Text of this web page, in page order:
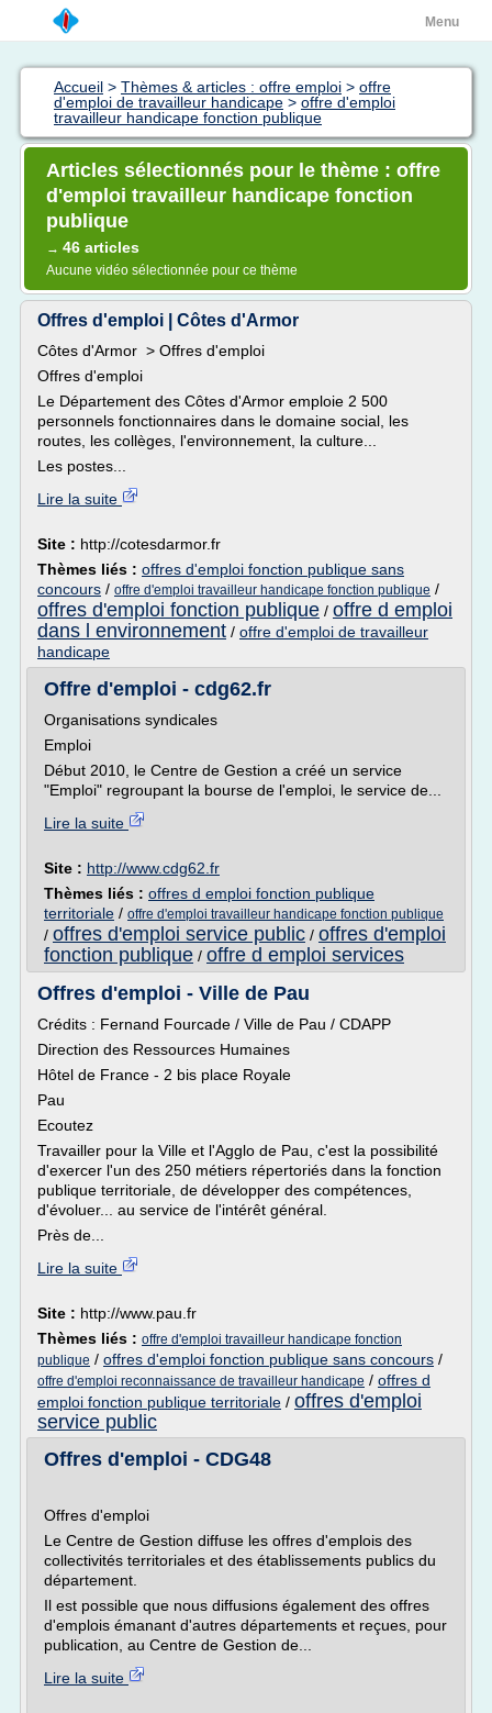
Menu
Accueil > Thèmes & articles : offre emploi > offre
d'emploi de travailleur handicape > offre d'emploi
travailleur handicape fonction publique
Articles sélectionnés pour le thème : offre
d'emploi travailleur handicape fonction
publique
→ 46 articles
Aucune vidéo sélectionnée pour ce thème
Offres d'emploi | Côtes d'Armor
Côtes d'Armor > Offres d'emploi
Offres d'emploi
Le Département des Côtes d'Armor emploie 2 500
personnels fonctionnaires dans le domaine social, les
routes, les collèges, l'environnement, la culture...
Les postes...
Lire la suite
Site : http://cotesdarmor.fr
Thèmes liés : offres d'emploi fonction publique sans
concours / offre d'emploi travailleur handicape fonction publique /
offres d'emploi fonction publique / offre d emploi
dans l environnement / offre d'emploi de travailleur
handicape
Offre d'emploi - cdg62.fr
Organisations syndicales
Emploi
Début 2010, le Centre de Gestion a créé un service
"Emploi" regroupant la bourse de l'emploi, le service de...
Lire la suite
Site : http://www.cdg62.fr
Thèmes liés : offres d emploi fonction publique
territoriale / offre d'emploi travailleur handicape fonction publique
/ offres d'emploi service public / offres d'emploi
fonction publique / offre d emploi services
Offres d'emploi - Ville de Pau
Crédits : Fernand Fourcade / Ville de Pau / CDAPP
Direction des Ressources Humaines
Hôtel de France - 2 bis place Royale
Pau
Ecoutez
Travailler pour la Ville et l'Agglo de Pau, c'est la possibilité
d'exercer l'un des 250 métiers répertoriés dans la fonction
publique territoriale, de développer des compétences,
d'évoluer... au service de l'intérêt général.
Près de...
Lire la suite
Site : http://www.pau.fr
Thèmes liés : offre d'emploi travailleur handicape fonction
publique / offres d'emploi fonction publique sans concours /
offre d'emploi reconnaissance de travailleur handicape / offres d
emploi fonction publique territoriale / offres d'emploi
service public
Offres d'emploi - CDG48
Offres d'emploi
Le Centre de Gestion diffuse les offres d'emplois des
collectivités territoriales et des établissements publics du
département.
Il est possible que nous diffusions également des offres
d'emplois émanant d'autres départements et reçues, pour
publication, au Centre de Gestion de...
Lire la suite